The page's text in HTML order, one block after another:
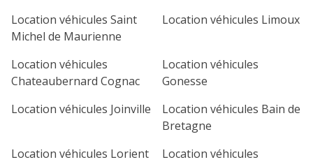
Location véhicules Saint
Michel de Maurienne
Location véhicules Limoux
Location véhicules
Chateaubernard Cognac
Location véhicules
Gonesse
Location véhicules Joinville
Location véhicules Bain de
Bretagne
Location véhicules Lorient
Location véhicules